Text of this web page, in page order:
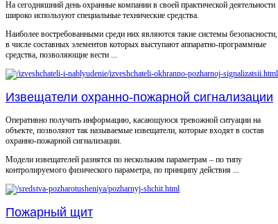
На сегодняшний день охранные компании в своей практической деятельности
широко используют специальные технические средства.
Наиболее востребованными среди них являются такие системы безопасности,
в числе составных элементов которых выступают аппаратно-программные
средства, позволяющие вести ...
Извещатели охранно-пожарной сигнализации
Оперативно получить информацию, касающуюся тревожной ситуации на
объекте, позволяют так называемые извещатели, которые входят в состав
охранно-пожарной сигнализации.
Модели извещателей разнятся по нескольким параметрам – по типу
контролируемого физического параметра, по принципу действия ...
Пожарный щит